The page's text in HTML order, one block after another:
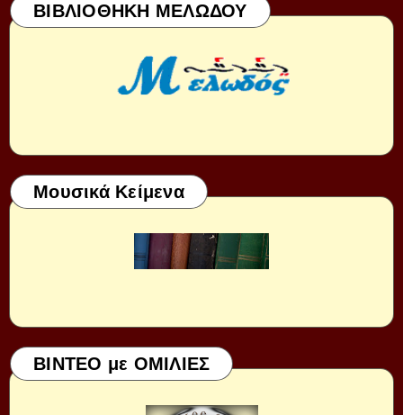
ΒΙΒΛΙΟΘΗΚΗ ΜΕΛΩΔΟΥ
Μουσικά Κείμενα
ΒΙΝΤΕΟ με ΟΜΙΛΙΕΣ